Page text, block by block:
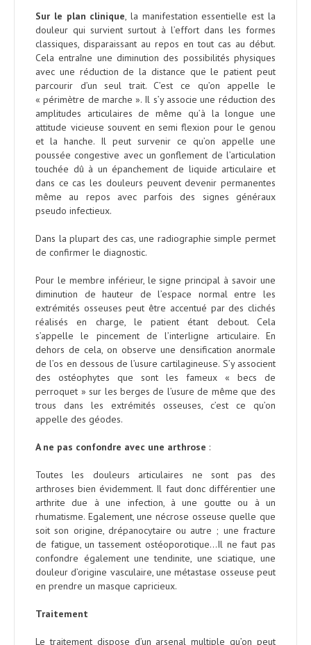
Sur le plan clinique , la manifestation essentielle est la
douleur qui survient surtout à l’effort dans les formes
classiques, disparaissant au repos en tout cas au début.
Cela entraîne une diminution des possibilités physiques
avec une réduction de la distance que le patient peut
parcourir d’un seul trait. C’est ce qu’on appelle le
« périmètre de marche ». Il s’y associe une réduction des
amplitudes articulaires de même qu’à la longue une
attitude vicieuse souvent en semi flexion pour le genou
et la hanche. Il peut survenir ce qu’on appelle une
poussée congestive avec un gonflement de l’articulation
touchée dû à un épanchement de liquide articulaire et
dans ce cas les douleurs peuvent devenir permanentes
même au repos avec parfois des signes généraux
pseudo infectieux.
Dans la plupart des cas, une radiographie simple permet
de confirmer le diagnostic.
Pour le membre inférieur, le signe principal à savoir une
diminution de hauteur de l’espace normal entre les
extrémités osseuses peut être accentué par des clichés
réalisés en charge, le patient étant debout. Cela
s’appelle le pincement de l’interligne articulaire. En
dehors de cela, on observe une densification anormale
de l’os en dessous de l’usure cartilagineuse. S’y associent
des ostéophytes que sont les fameux « becs de
perroquet » sur les berges de l’usure de même que des
trous dans les extrémités osseuses, c’est ce qu’on
appelle des géodes.
A ne pas confondre avec une arthrose :
Toutes les douleurs articulaires ne sont pas des
arthroses bien évidemment. Il faut donc différentier une
arthrite due à une infection, à une goutte ou à un
rhumatisme. Egalement, une nécrose osseuse quelle que
soit son origine, drépanocytaire ou autre ; une fracture
de fatigue, un tassement ostéoporotique…Il ne faut pas
confondre également une tendinite, une sciatique, une
douleur d’origine vasculaire, une métastase osseuse peut
en prendre un masque capricieux.
Traitement
Le traitement dispose d’un arsenal multiple qu’on peut